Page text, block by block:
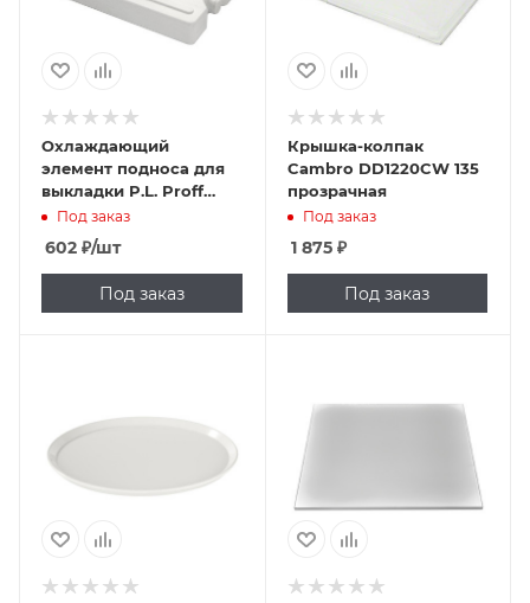
Охлаждающий
элемент подноса для
выкладки P.L. Proff
Cuisine CIB2412 20х12х3
см (пластик)
Под заказ
602 ₽/шт
Под заказ
Крышка-колпак
Cambro DD1220CW 135
прозрачная
Под заказ
1 875₽
Под заказ